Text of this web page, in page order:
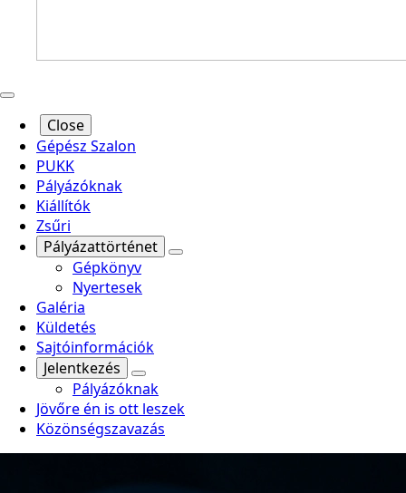
Close
Gépész Szalon
PUKK
Pályázóknak
Kiállítók
Zsűri
Pályázattörténet
Gépkönyv
Nyertesek
Galéria
Küldetés
Sajtóinformációk
Jelentkezés
Pályázóknak
Jövőre én is ott leszek
Közönségszavazás